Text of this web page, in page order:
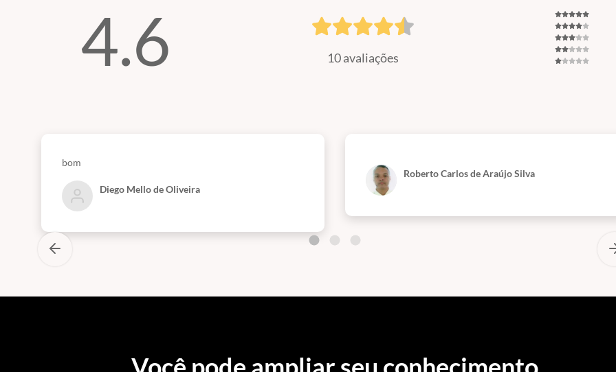
4.6 10 avaliações
bom
Diego Mello de Oliveira
Roberto Carlos de Araújo Silva